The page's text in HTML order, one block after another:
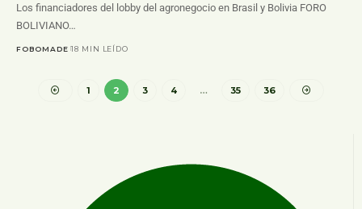
Los financiadores del lobby del agronegocio en Brasil y Bolivia FORO
BOLIVIANO…
FOBOMADE 18 MIN LEÍDO
1 2 3 4 … 35 36